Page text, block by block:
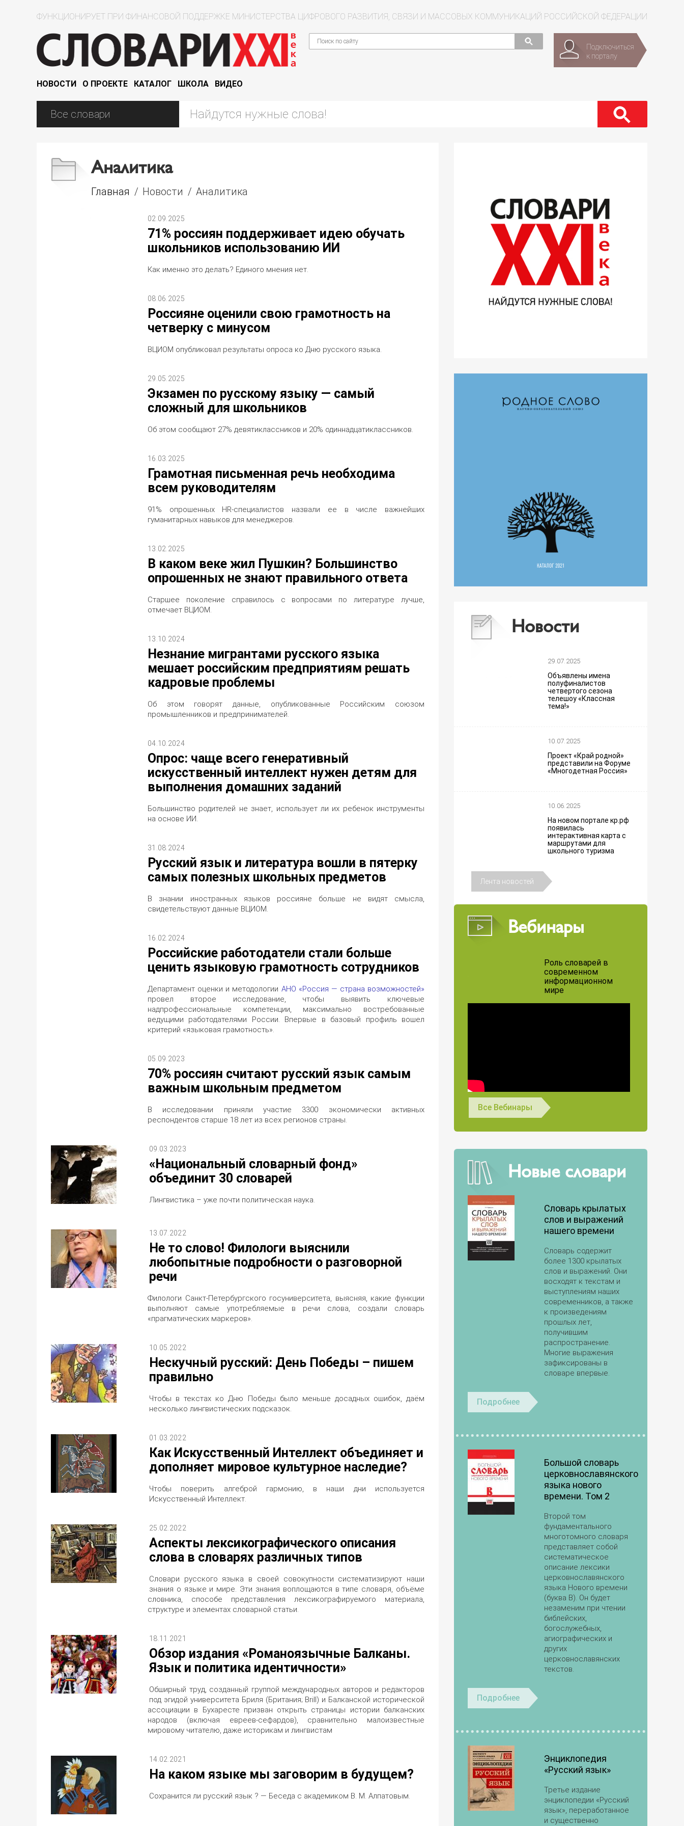
ФУНКЦИОНИРУЕТ ПРИ ФИНАНСОВОЙ ПОДДЕРЖКЕ МИНИСТЕРСТВА ЦИФРОВОГО РАЗВИТИЯ, СВЯЗИ И МАССОВЫХ КОММУНИКАЦИЙ РОССИЙСКОЙ ФЕДЕРАЦИИ
Подключиться
к порталу
НОВОСТИ О ПРОЕКТЕ КАТАЛОГ ШКОЛА ВИДЕО
Аналитика
Главная / Новости / Аналитика
02.09.2025
71% россиян поддерживает идею обучать
школьников использованию ИИ
Как именно это делать? Единого мнения нет.
08.06.2025
Россияне оценили свою грамотность на
четверку с минусом
ВЦИОМ опубликовал результаты опроса ко Дню русского языка.
29.05.2025
Экзамен по русскому языку — самый
сложный для школьников
Об этом сообщают 27% девятиклассников и 20% одиннадцатиклассников.
16.03.2025
Грамотная письменная речь необходима
всем руководителям
91% опрошенных HR-специалистов назвали ее в числе важнейших
гуманитарных навыков для менеджеров.
13.02.2025
В каком веке жил Пушкин? Большинство
опрошенных не знают правильного ответа
Старшее поколение справилось с вопросами по литературе лучше,
отмечает ВЦИОМ.
13.10.2024
Незнание мигрантами русского языка
мешает российским предприятиям решать
кадровые проблемы
Об этом говорят данные, опубликованные Российским союзом
промышленников и предпринимателей.
04.10.2024
Опрос: чаще всего генеративный
искусственный интеллект нужен детям для
выполнения домашних заданий
Большинство родителей не знает, использует ли их ребенок инструменты
на основе ИИ.
31.08.2024
Русский язык и литература вошли в пятерку
самых полезных школьных предметов
В знании иностранных языков россияне больше не видят смысла,
свидетельствуют данные ВЦИОМ.
16.02.2024
Российские работодатели стали больше
ценить языковую грамотность сотрудников
Департамент оценки и методологии АНО «Россия — страна возможностей»
провел второе исследование, чтобы выявить ключевые
надпрофессиональные компетенции, максимально востребованные
ведущими работодателями России. Впервые в базовый профиль вошел
критерий «языковая грамотность».
05.09.2023
70% россиян считают русский язык самым
важным школьным предметом
В исследовании приняли участие 3300 экономически активных
респондентов старше 18 лет из всех регионов страны.
09.03.2023
«Национальный словарный фонд»
объединит 30 словарей
Лингвистика – уже почти политическая наука.
13.07.2022
Не то слово! Филологи выяснили
любопытные подробности о разговорной
речи
Филологи Санкт-Петербургского госуниверситета, выясняя, какие функции
выполняют самые употребляемые в речи слова, создали словарь
«прагматических маркеров».
10.05.2022
Нескучный русский: День Победы – пишем
правильно
Чтобы в текстах ко Дню Победы было меньше досадных ошибок, даём
несколько лингвистических подсказок.
01.03.2022
Как Искусственный Интеллект объединяет и
дополняет мировое культурное наследие?
Чтобы поверить алгеброй гармонию, в наши дни используется
Искусственный Интеллект.
25.02.2022
Аспекты лексикографического описания
слова в словарях различных типов
Словари русского языка в своей совокупности систематизируют наши
знания о языке и мире. Эти знания воплощаются в типе словаря, объёме
словника, способе представления лексикографируемого материала,
структуре и элементах словарной статьи.
18.11.2021
Обзор издания «Романоязычные Балканы.
Язык и политика идентичности»
Обширный труд, созданный группой международных авторов и редакторов
под эгидой университета Бриля (Британия; Brill) и Балканской исторической
ассоциации в Бухаресте призван открыть страницы истории балканских
народов (включая евреев-сефардов), сравнительно малоизвестные
мировому читателю, даже историкам и лингвистам
14.02.2021
На каком языке мы заговорим в будущем?
Сохранится ли русский язык ? — Беседа с академиком В. М. Алпатовым.
Новости
29.07.2025
Объявлены имена
полуфиналистов
четвертого сезона
телешоу «Классная
тема!»
10.07.2025
Проект «Край родной»
представили на Форуме
«Многодетная Россия»
10.06.2025
На новом портале кр.рф
появилась
интерактивная карта с
маршрутами для
школьного туризма
Лента новостей
Вебинары
Роль словарей в
современном
информационном
мире
Все Вебинары
Новые словари
Словарь крылатых
слов и выражений
нашего времени
Словарь содержит
более 1300 крылатых
слов и выражений. Они
восходят к текстам и
выступлениям наших
современников, а также
к произведениям
прошлых лет,
получившим
распространение.
Многие выражения
зафиксированы в
словаре впервые.
Подробнее
Большой словарь
церковнославянского
языка нового
времени. Том 2
Второй том
фундаментального
многотомного словаря
представляет собой
систематическое
описание лексики
церковнославянского
языка Нового времени
(буква В). Он будет
незаменим при чтении
библейских,
богослужебных,
агиографических и
других
церковнославянских
текстов.
Подробнее
Энциклопедия
«Русский язык»
Третье издание
энциклопедии «Русский
язык», переработанное
и существенно